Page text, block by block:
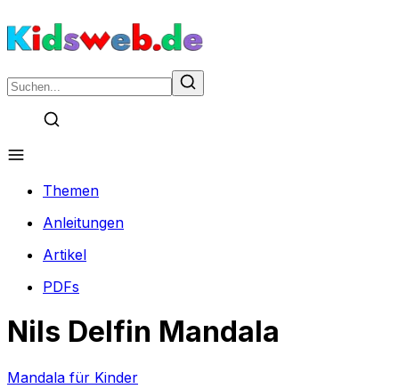
Themen
Anleitungen
Artikel
PDFs
Nils Delfin Mandala
Mandala für Kinder